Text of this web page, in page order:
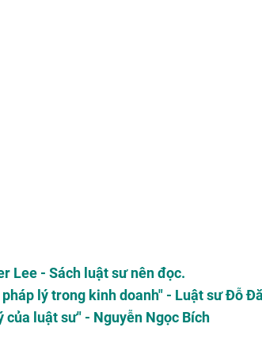
Lee - Sách luật sư nên đọc.
lý trong kinh doanh" - Luật sư Đỗ
của luật sư" - Nguyễn Ngọc Bích